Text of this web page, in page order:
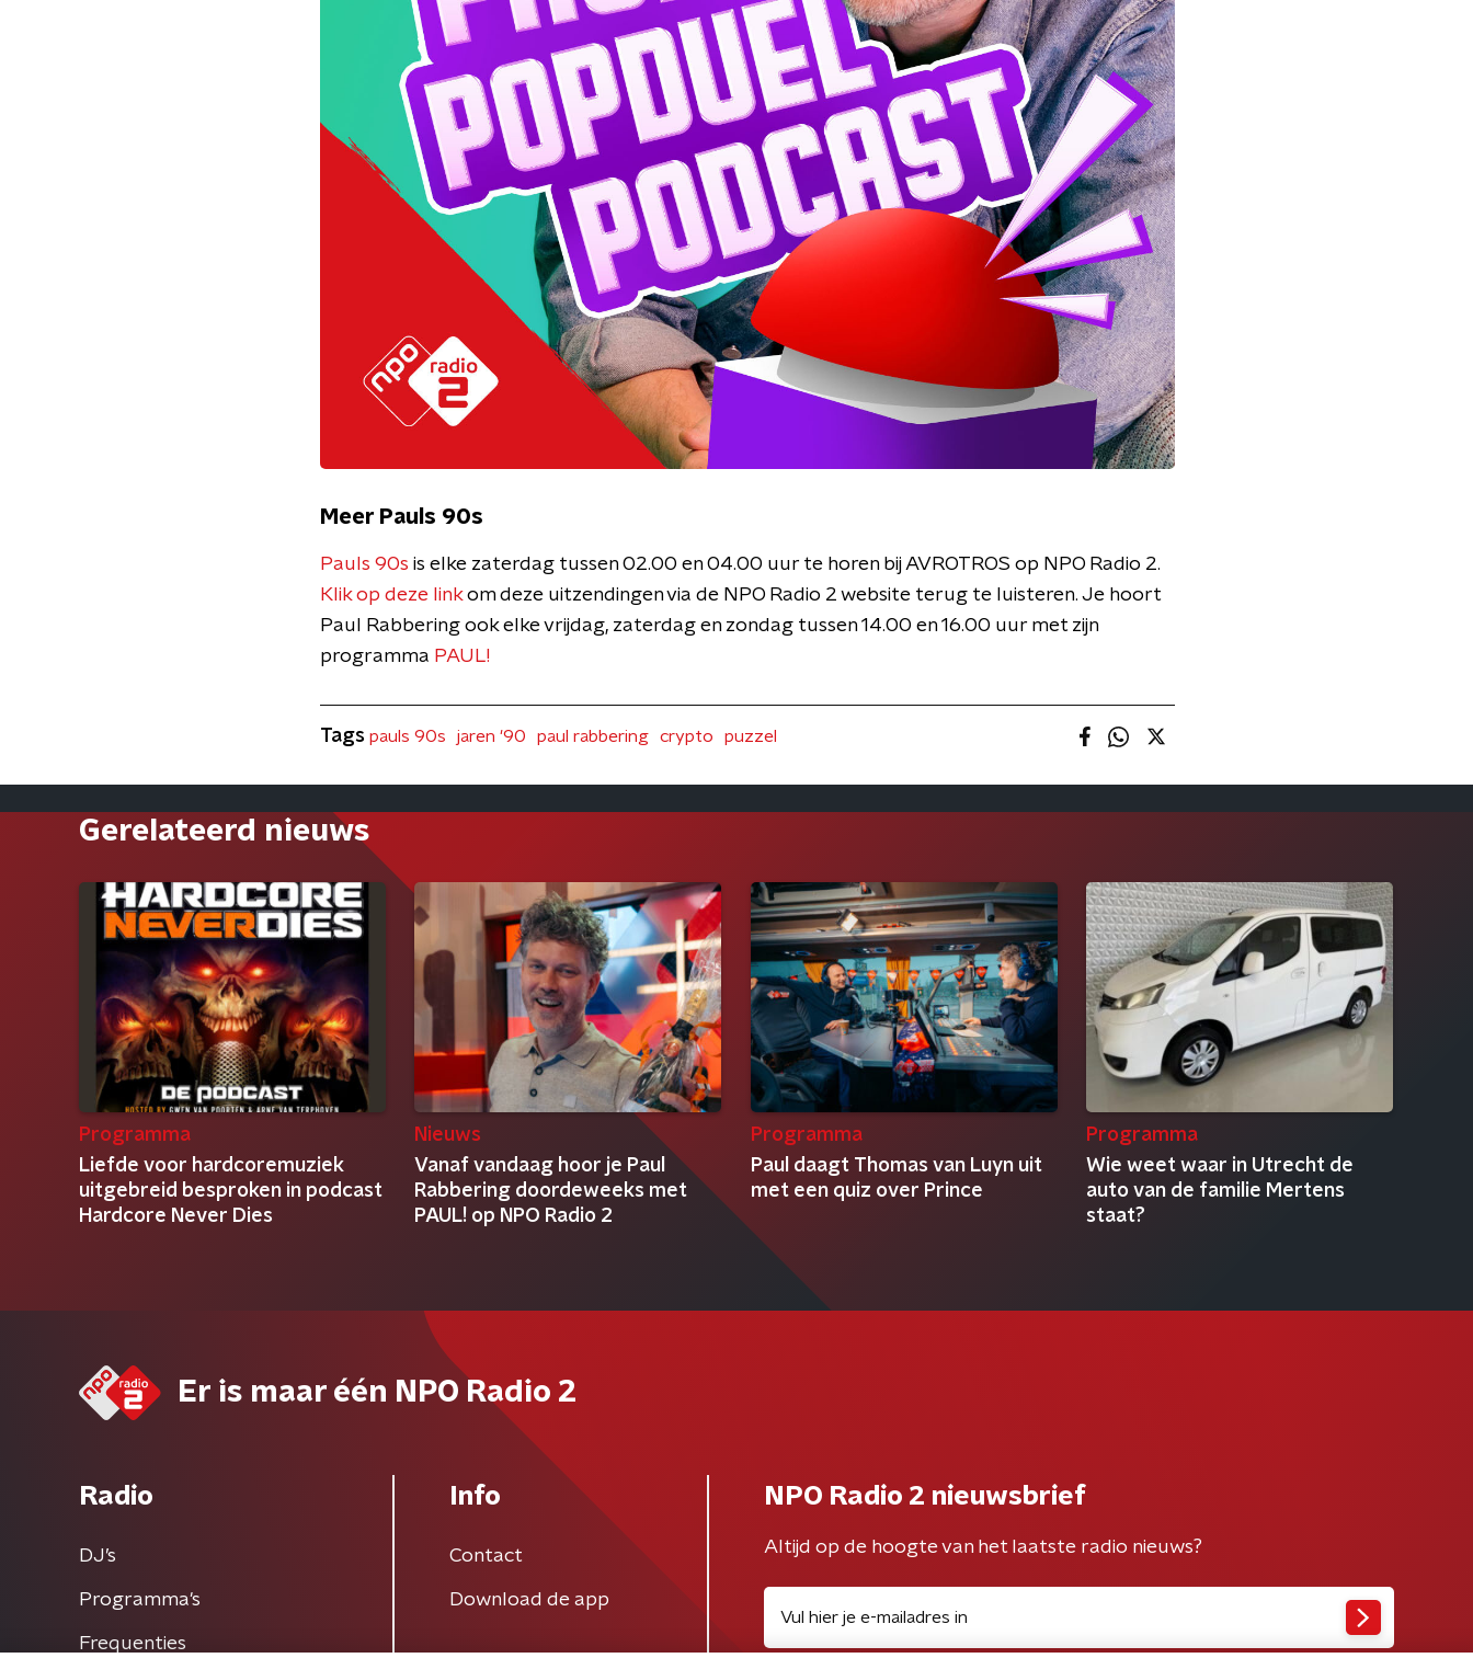
Meer Pauls 90s
Pauls 90s is elke zaterdag tussen 02.00 en 04.00 uur te horen bij AVROTROS op NPO Radio 2.
Klik op deze linkom deze uitzendingen via de NPO Radio 2 website terug te luisteren. Je hoort
Paul Rabbering ook elke vrijdag, zaterdag en zondag tussen 14.00 en 16.00 uur met zijn
programma PAUL!
Tags pauls 90s jaren '90 paul rabbering crypto puzzel
Gerelateerd nieuws
Programma
Liefde voor hardcoremuziek
uitgebreid besproken in podcast
Hardcore Never Dies
Nieuws
Vanaf vandaag hoor je Paul
Rabbering doordeweeks met
PAUL! op NPO Radio 2
Programma
Paul daagt Thomas van Luyn uit
met een quiz over Prince
Programma
Wie weet waar in Utrecht de
auto van de familie Mertens
staat?
Er is maar één NPO Radio 2
Radio
DJ’s
Programma's
Frequenties
Info
Contact
Download de app
NPO Radio 2 nieuwsbrief
Altijd op de hoogte van het laatste radio nieuws?